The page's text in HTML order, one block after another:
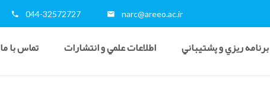
044-32572727 narc@areeo.ac.ir
برنامه ريزي و پشتيباني اطلاعات علمي و انتشارات تماس با ما